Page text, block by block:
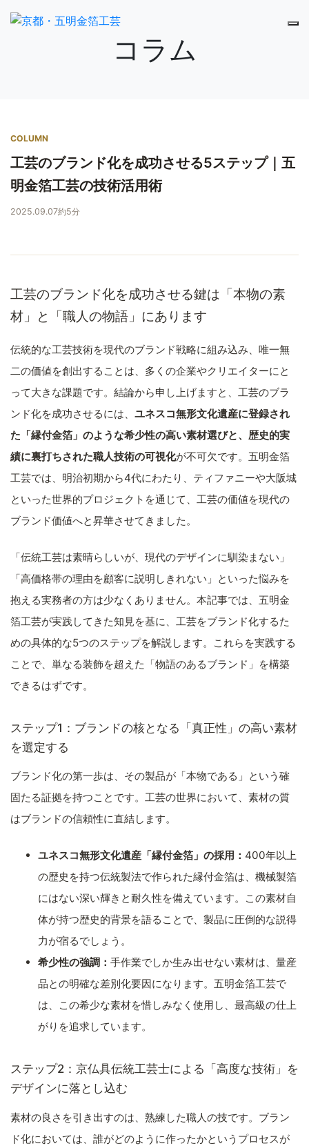
コラム
COLUMN
工芸のブランド化を成功させる5ステップ｜五
明金箔工芸の技術活用術
2025.09.07約5分
工芸のブランド化を成功させる鍵は「本物の素
材」と「職人の物語」にあります
伝統的な工芸技術を現代のブランド戦略に組み込み、唯一無
二の価値を創出することは、多くの企業やクリエイターにと
って大きな課題です。結論から申し上げますと、工芸のブラ
ンド化を成功させるには、 ユネスコ無形文化遺産に登録され
た「縁付金箔」のような希少性の高い素材選びと、歴史的実
績に裏打ちされた職人技術の可視化が不可欠です。五明金箔
工芸では、明治初期から4代にわたり、ティファニーや大阪城
といった世界的プロジェクトを通じて、工芸の価値を現代の
ブランド価値へと昇華させてきました。
「伝統工芸は素晴らしいが、現代のデザインに馴染まない」
「高価格帯の理由を顧客に説明しきれない」といった悩みを
抱える実務者の方は少なくありません。本記事では、五明金
箔工芸が実践してきた知見を基に、工芸をブランド化するた
めの具体的な5つのステップを解説します。これらを実践する
ことで、単なる装飾を超えた「物語のあるブランド」を構築
できるはずです。
ステップ1：ブランドの核となる「真正性」の高い素材
を選定する
ブランド化の第一歩は、その製品が「本物である」という確
固たる証拠を持つことです。工芸の世界において、素材の質
はブランドの信頼性に直結します。
ユネスコ無形文化遺産「縁付金箔」の採用： 400年以上
の歴史を持つ伝統製法で作られた縁付金箔は、機械製箔
にはない深い輝きと耐久性を備えています。この素材自
体が持つ歴史的背景を語ることで、製品に圧倒的な説得
力が宿るでしょう。
希少性の強調： 手作業でしか生み出せない素材は、量産
品との明確な差別化要因になります。五明金箔工芸で
は、この希少な素材を惜しみなく使用し、最高級の仕上
がりを追求しています。
ステップ2：京仏具伝統工芸士による「高度な技術」を
デザインに落とし込む
素材の良さを引き出すのは、熟練した職人の技です。ブラン
ド化においては、誰がどのように作ったかというプロセスが